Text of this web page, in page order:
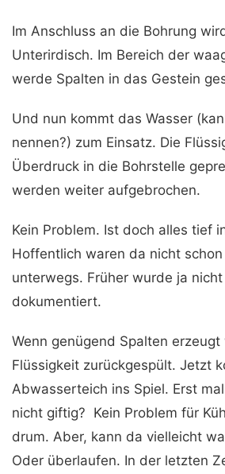
Im Anschluss an die Bohrung
Unterirdisch. Im Bereich der
werde Spalten in das Gestein
Und nun kommt das Wasser
nennen?) zum Einsatz. Die
Überdruck in die Bohrstelle
werden weiter aufgebrochen.
Kein Problem. Ist doch alles tief
Hoffentlich waren da nicht
unterwegs. Früher wurde ja
dokumentiert.
Wenn genügend Spalten
Flüssigkeit zurückgespült. Jetzt
Abwasserteich ins Spiel. Erst
nicht giftig? Kein Problem für
drum. Aber, kann da vielleicht
Oder überlaufen. In der letzten